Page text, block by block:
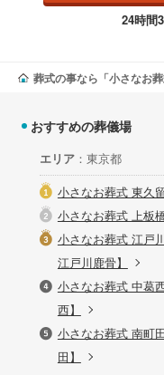
24時間
葬式の事なら「小さなお葬
おすすめの葬儀場
エリア：東京都
小さなお葬式 東久
小さなお葬式 上板
小さなお葬式 江戸
江戸川鹿骨】
小さなお葬式 中葛
西】
小さなお葬式 南町
田】